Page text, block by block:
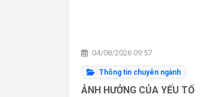
04/08/2026 09:57
Thông tin chuyên ngành
ẢNH HƯỞNG CỦA YẾU TỐ